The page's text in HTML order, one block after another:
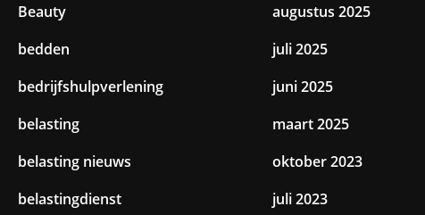
Beauty
bedden
bedrijfshulpverlening
belasting
belasting nieuws
belastingdienst
augustus 2025
juli 2025
juni 2025
maart 2025
oktober 2023
juli 2023